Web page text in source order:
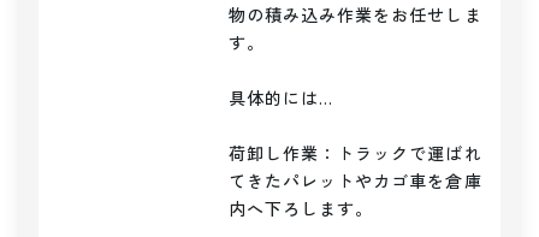
物の積み込み作業をお任せしま
す。
具体的には…
荷卸し作業：トラックで運ばれ
てきたパレットやカゴ車を倉庫
内へ下ろします。